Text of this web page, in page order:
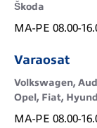
Škoda
MA-PE 08.00-
Varaosat
Volkswagen,
Opel, Fiat,
MA-PE 08.00-